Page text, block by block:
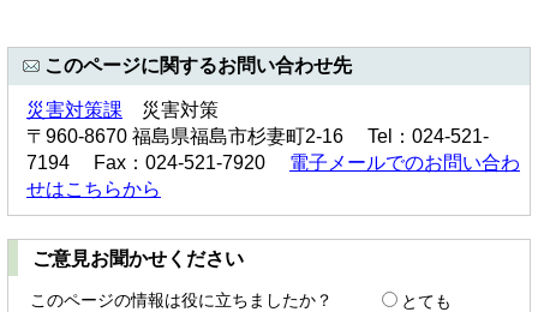
このページに関するお問い合わせ先
災害対策課 災害対策
〒960-8670 福島県福島市杉妻町2-16 Tel：024-521-
7194 Fax：024-521-7920 電子メールでのお問い合わ
せはこちらから
ご意見お聞かせください
このページの情報は役に立ちましたか？
とても